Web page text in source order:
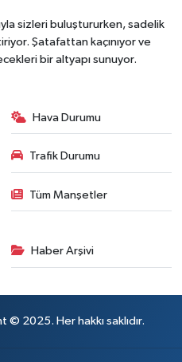
sizleri buluştururken, sadelik
Şatafattan kaçınıyor ve
bir altyapı sunuyor.
Hava Durumu
Trafik Durumu
Tüm Manşetler
Haber Arşivi
© 2025. Her hakkı saklıdır.